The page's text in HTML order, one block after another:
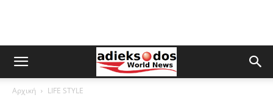
Αρχική LIFE STYLE